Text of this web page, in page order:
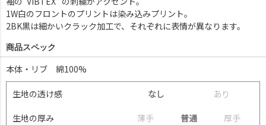
1W白のフロントのプリントは染み込みプリント。
2BK黒は細かいクラック加工で、それぞれに表情が異なります。
商品スペック
本体・リブ 綿100%
生地の透け感 なし あ り
生地の厚み 薄手 普通 厚手